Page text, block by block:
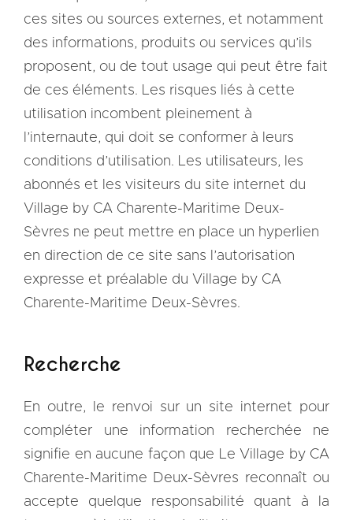
ces sites ou sources externes, et notamment
des informations, produits ou services qu’ils
proposent, ou de tout usage qui peut être fait
de ces éléments. Les risques liés à cette
utilisation incombent pleinement à
l’internaute, qui doit se conformer à leurs
conditions d’utilisation. Les utilisateurs, les
abonnés et les visiteurs du site internet du
Village by CA Charente-Maritime Deux-
Sèvres ne peut mettre en place un hyperlien
en direction de ce site sans l’autorisation
expresse et préalable du Village by CA
Charente-Maritime Deux-Sèvres.
Recherche
En outre, le renvoi sur un site internet pour
compléter une information recherchée ne
signifie en aucune façon que Le Village by CA
Charente-Maritime Deux-Sèvres reconnaît ou
accepte quelque responsabilité quant à la